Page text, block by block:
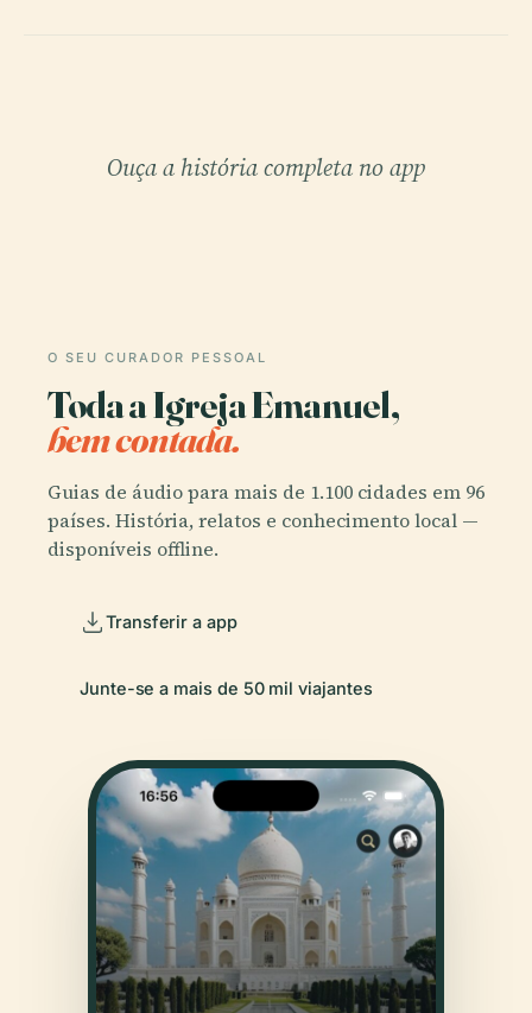
Ouça a história completa no app
O SEU CURADOR PESSOAL
Toda a Igreja Emanuel,
bem contada.
Guias de áudio para mais de 1.100 cidades em 96
países. História, relatos e conhecimento local —
disponíveis offline.
Transferir a app
Junte-se a mais de 50 mil viajantes